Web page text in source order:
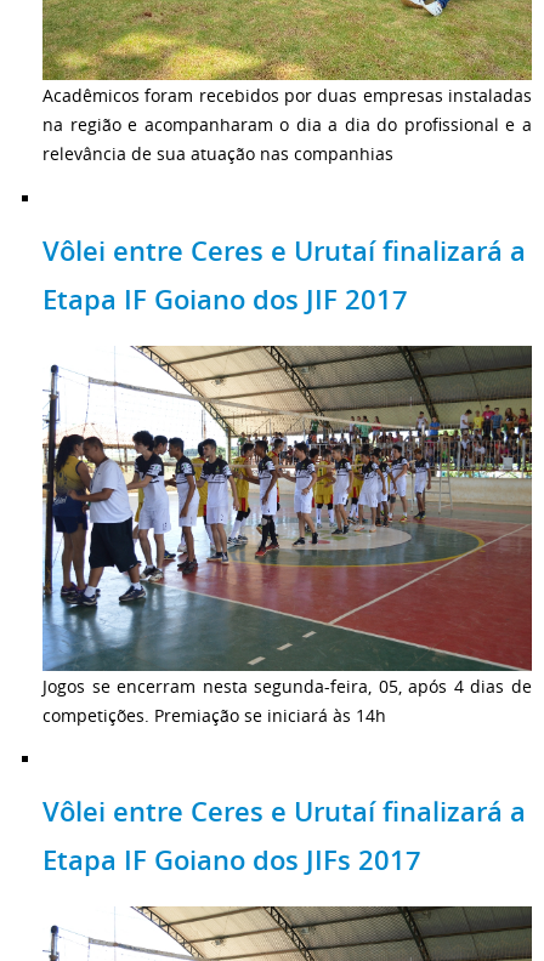
Acadêmicos foram recebidos por duas empresas instaladas
na região e acompanharam o dia a dia do profissional e a
relevância de sua atuação nas companhias
Vôlei entre Ceres e Urutaí finalizará a
Etapa IF Goiano dos JIF 2017
Jogos se encerram nesta segunda-feira, 05, após 4 dias de
competições. Premiação se iniciará às 14h
Vôlei entre Ceres e Urutaí finalizará a
Etapa IF Goiano dos JIFs 2017